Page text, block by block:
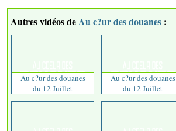
Autres vidéos deAu c?ur des douanes :
Au c?ur des douanes
du 12 Juillet
Au c?ur des douanes
du 12 Juillet